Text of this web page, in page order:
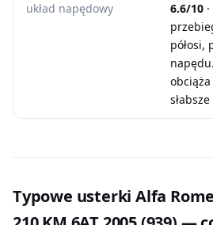
układ napędowy 6.6/10
półosi,
Typowe usterki Alfa